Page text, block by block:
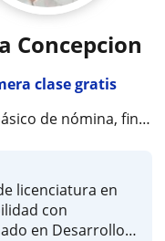
Concepcion
clase gratis
finiquitos y cuotas de seguridad social
licenciatura en
con
en Desarrollo